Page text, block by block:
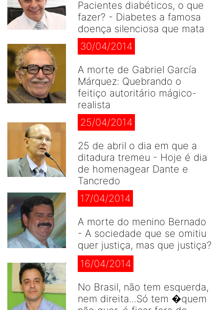
Pacientes diabéticos, o que
fazer? - Diabetes a famosa
doença silenciosa que mata
30/04/2014
A morte de Gabriel García
Márquez: Quebrando o
feitiço autoritário mágico-
realista
25/04/2014
25 de abril o dia em que a
ditadura tremeu - Hoje é dia
de homenagear Dante e
Tancredo
17/04/2014
A morte do menino Bernado
- A sociedade que se omitiu
quer justiça, mas que justiça?
16/04/2014
No Brasil, não tem esquerda,
nem direita...Só tem �quem